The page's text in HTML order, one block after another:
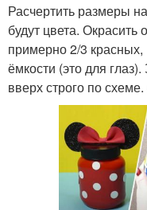
Расчертить размеры
будут цвета.
примерно 2/3
ёмкости (это для
вверх строго по